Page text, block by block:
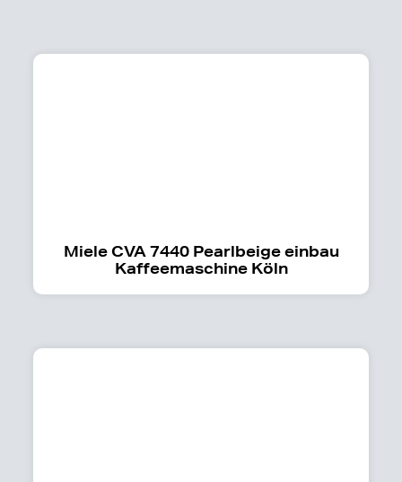
Miele CVA 7440 Pearlbeige einbau
Kaffeemaschine Köln